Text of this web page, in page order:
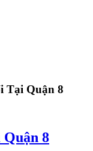
Tại Quận 8
8